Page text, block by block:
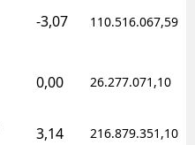
-3,07 110.516.067,59
0,00 26.277.071,10
3,14 216.879.351,10